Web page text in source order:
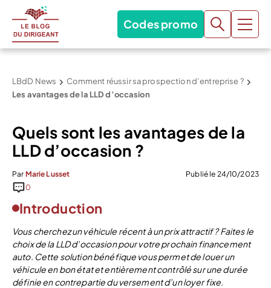
Codes promo
LBdD News
Comment réussir sa prospection d’entreprise ?
Les avantages de la LLD d’occasion
Quels sont les avantages de la
LLD d’occasion ?
Par Marie Lusset
Publié le 24/10/2023
0
Introduction
Vous cherchez un véhicule récent à un prix attractif ? Faites le
choix de la LLD d’occasion pour votre prochain financement
auto. Cette solution bénéfique vous permet de louer un
véhicule en bon état et entièrement contrôlé sur une durée
définie en contrepartie du versement d’un loyer fixe.